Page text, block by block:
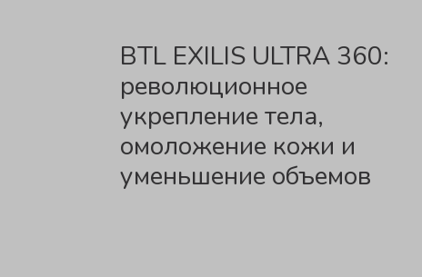
BTL EXILIS ULTRA 360:
революционное
укрепление тела,
омоложение кожи и
уменьшение объемов